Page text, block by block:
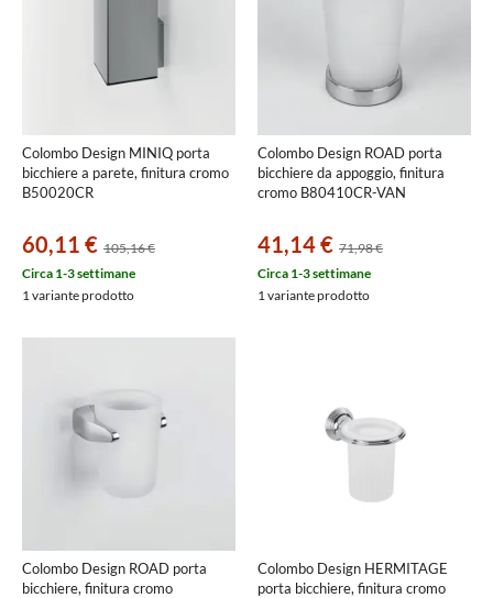
Colombo Design MINIQ porta
bicchiere a parete, finitura cromo
B50020CR
60,11 € 105,16 €
Circa 1-3 settimane
1 variante prodotto
Colombo Design ROAD porta
bicchiere da appoggio, finitura
cromo B80410CR-VAN
41,14 € 71,98 €
Circa 1-3 settimane
1 variante prodotto
Colombo Design ROAD porta
bicchiere, finitura cromo
Colombo Design HERMITAGE
porta bicchiere, finitura cromo